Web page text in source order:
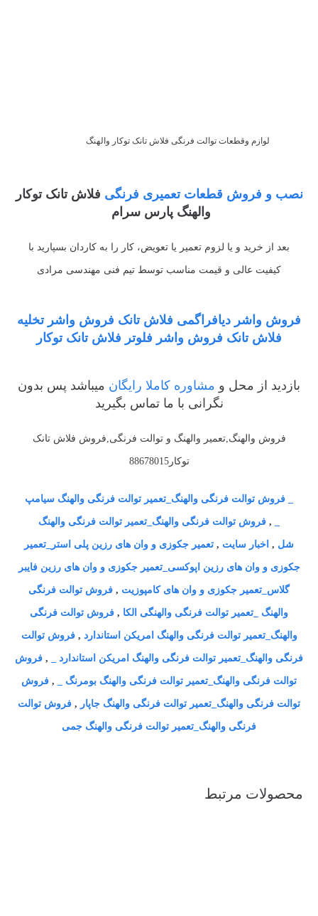
لوازم وقطعات توالت فرنگی فلاش تانک توکار والهنگ
نصب و فروش قطعات تعمیری فرنگی فلاش تانک توکار
والهنگ پارس سرام
بعد از خرید و یا لزوم تعمیر یا تعویض، کار را به کاردان بسپارید با
کیفیت عالی و قیمت مناسب توسط تیم فنی مهندسی مرادی
فروش واشر دیافراگمی فلاش تانک فروش واشر تخلیه
فلاش تانک فروش واشر فلوتر فلاش تانک توکار
بازدید از محل و مشاوره کاملا رایگان میباشد پس بدون
نگرانی با ما تماس بگیرید
فروش والهنگ,تعمیر والهنگ و توالت فرنگی,فروش فلاش تانک
توکار88678015
_ فروش توالت فرنگی والهنگ_تعمیر توالت فرنگی والهنگ سیامپ
, فروش توالت فرنگی والهنگ_تعمیر توالت فرنگی والهنگ
شل , اخبار سایت , تعمیر جکوزی و وان های رزین پلی استر_تعمیر
جکوزی و وان های رزین اپوکسی_تعمیر جکوزی و وان های رزین فایبر
گلاس_تعمیر جکوزی و وان های کامپوزیت , فروش توالت فرنگی
والهنگ _تعمیر توالت فرنگی والهنگی الکا , فروش توالت فرنگی
والهنگ_تعمیر توالت فرنگی والهنگ امریکن استاندارد ,فروش توالت
فرنگی والهنگ_تعمیر توالت فرنگی والهنگ امریکن استاندارد , فروش
توالت فرنگی والهنگ_تعمیر توالت فرنگی والهنگ بومرنگ , فروش
توالت فرنگی والهنگ_تعمیر توالت فرنگی والهنگ جاپار , فروش توالت
فرنگی والهنگ_تعمیر توالت فرنگی والهنگ جمی
محصولات مرتبط